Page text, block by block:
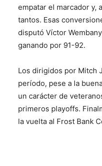
empatar el marcador y,
tantos. Esas
disputó Víctor
ganando por 91-92.
Los dirigidos por Mitch
período, pese a la
un carácter de
primeros playoffs.
la vuelta al Frost Bank